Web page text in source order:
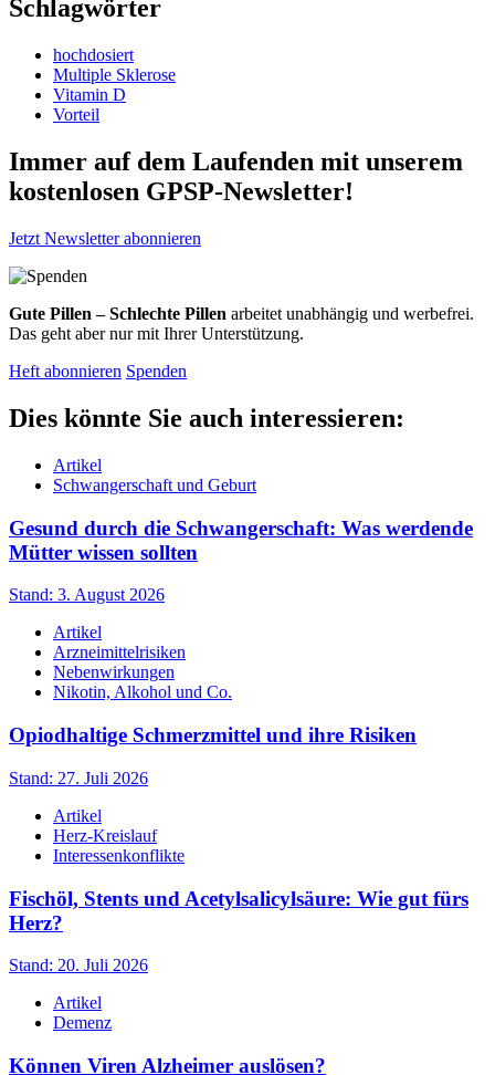
Schlagwörter
hochdosiert
Multiple Sklerose
Vitamin D
Vorteil
Immer auf dem Laufenden mit unserem
kostenlosen GPSP-Newsletter!
Jetzt Newsletter abonnieren
Gute Pillen – Schlechte Pillen arbeitet unabhängig und werbefrei.
Das geht aber nur mit Ihrer Unterstützung.
Heft abonnieren Spenden
Dies könnte Sie auch interessieren:
Artikel
Schwangerschaft und Geburt
Gesund durch die Schwangerschaft: Was werdende
Mütter wissen sollten
Stand: 3. August 2026
Artikel
Arzneimittelrisiken
Nebenwirkungen
Nikotin, Alkohol und Co.
Opiodhaltige Schmerzmittel und ihre Risiken
Stand: 27. Juli 2026
Artikel
Herz-Kreislauf
Interessenkonflikte
Fischöl, Stents und Acetylsalicylsäure: Wie gut fürs
Herz?
Stand: 20. Juli 2026
Artikel
Demenz
Können Viren Alzheimer auslösen?